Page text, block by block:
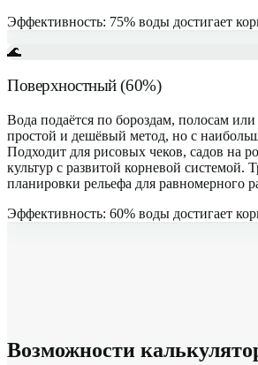
Эффективность: 75% воды достигает
🌊
Поверхностный (60%)
Вода подаётся по бороздам, полосам
простой и дешёвый метод, но с
Подходит для рисовых чеков, садов на
культур с развитой корневой системой.
планировки рельефа для равномерного
Эффективность: 60% воды достигает
Возможности